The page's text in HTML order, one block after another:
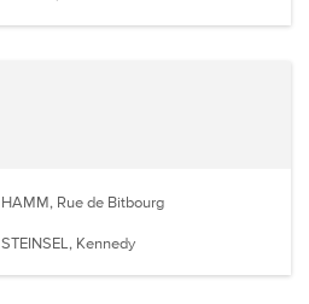
HAMM, Rue de Bitbourg
STEINSEL, Kennedy